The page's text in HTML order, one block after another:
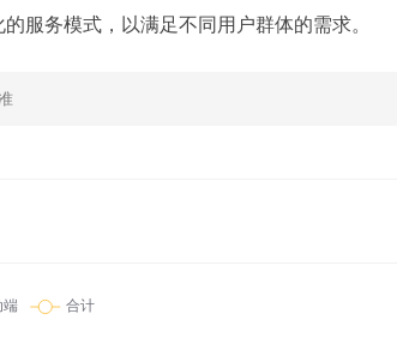
服务模式，以满足不同用户群体的需求。